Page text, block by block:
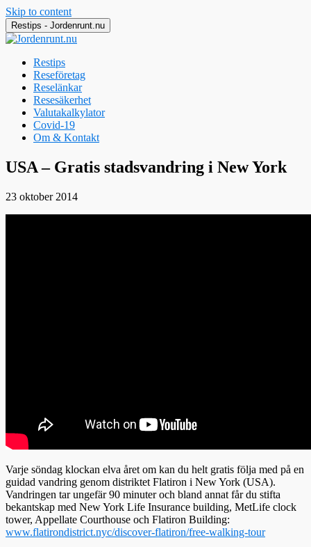
Skip to content
Restips - Jordenrunt.nu
Restips
Reseföretag
Reselänkar
Resesäkerhet
Valutakalkylator
Covid-19
Om & Kontakt
Jordenrunt.nu
Tusen Restips från hela världen
USA – Gratis stadsvandring i New York
23 oktober 2014
Varje söndag klockan elva året om kan du helt gratis följa med på en
guidad vandring genom distriktet Flatiron i New York (USA).
Vandringen tar ungefär 90 minuter och bland annat får du stifta
bekantskap med New York Life Insurance building, MetLife clock
tower, Appellate Courthouse och Flatiron Building:
www.flatirondistrict.nyc/discover-flatiron/free-walking-tour